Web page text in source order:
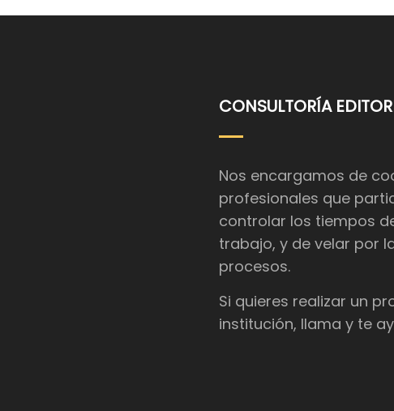
CONSULTORÍA
Nos encargamos de
profesionales que
controlar los tiempos
trabajo, y de velar por
procesos.
Si quieres realizar un
institución, llama y te